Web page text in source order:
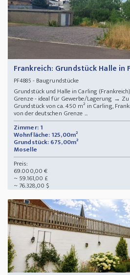
Frankreich: Grundstück Halle in
PF4885 - Baugrundstücke
Grundstück und Halle in Carling
Grenze - ideal für Gewerbe/Lagerung →
Grundstück von ca. 450 m² in Carling,
von der deutschen Grenze ...
Zimmer: 1
Wohnfläche: 125,00m²
Grundstück: 675,00m²
Moselle
Preis:
69.000,00 €
~ 59.161,00 £
~ 76.328,00 $